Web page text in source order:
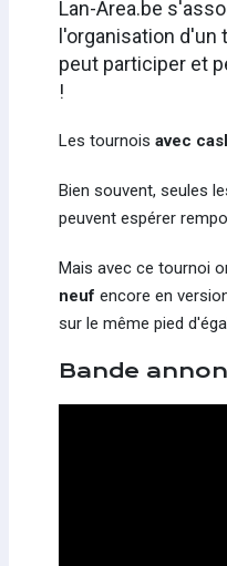
Lan-Area.be
l'organisation
peut participer et
!
Les tournois avec
Bien souvent, seules
peuvent espérer
Mais avec ce tournoi
neuf encore en
sur le même pied
Bande